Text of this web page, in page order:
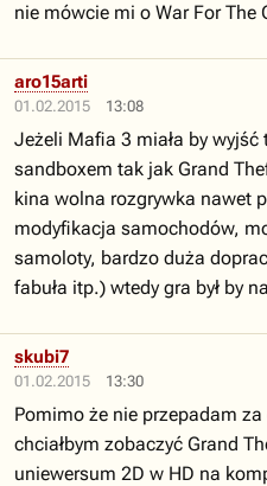
nie mówcie mi o War For
01.02.2015 13:08
aro15arti
Jeżeli Mafia 3 miała by wyjść
sandboxem tak jak Grand
kina wolna rozgrywka nawet
modyfikacja samochodów,
samoloty, bardzo duża
fabuła itp.) wtedy gra był by
01.02.2015 13:30
skubi7
Pomimo że nie przepadam
chciałbym zobaczyć Grand
uniewersum 2D w HD na